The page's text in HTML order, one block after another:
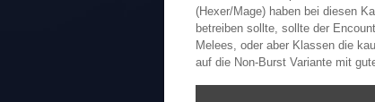
(Hexer/Mage) haben bei diesen
betreiben sollte, sollte der
Melees, oder aber Klassen die
auf die Non-Burst Variante mit